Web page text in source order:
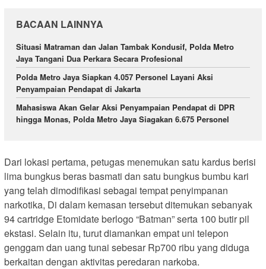
BACAAN LAINNYA
Situasi Matraman dan Jalan Tambak Kondusif, Polda Metro
Jaya Tangani Dua Perkara Secara Profesional
Polda Metro Jaya Siapkan 4.057 Personel Layani Aksi
Penyampaian Pendapat di Jakarta
Mahasiswa Akan Gelar Aksi Penyampaian Pendapat di DPR
hingga Monas, Polda Metro Jaya Siagakan 6.675 Personel
Dari lokasi pertama, petugas menemukan satu kardus berisi
lima bungkus beras basmati dan satu bungkus bumbu kari
yang telah dimodifikasi sebagai tempat penyimpanan
narkotika, Di dalam kemasan tersebut ditemukan sebanyak
94 cartridge Etomidate berlogo “Batman” serta 100 butir pil
ekstasi. Selain itu, turut diamankan empat uni telepon
genggam dan uang tunai sebesar Rp700 ribu yang diduga
berkaitan dengan aktivitas peredaran narkoba.